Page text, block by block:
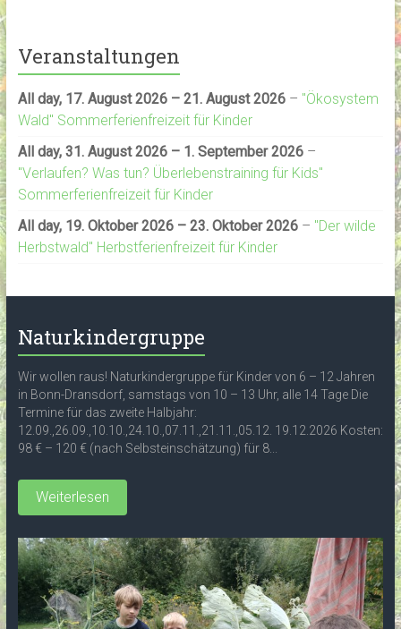
Veranstaltungen
All day, 17. August 2026 – 21. August 2026– "Ökosystem
Wald" Sommerferienfreizeit für Kinder
All day, 31. August 2026 – 1. September 2026–
"Verlaufen? Was tun? Überlebenstraining für Kids"
Sommerferienfreizeit für Kinder
All day, 19. Oktober 2026 – 23. Oktober 2026– "Der wilde
Herbstwald" Herbstferienfreizeit für Kinder
Naturkindergruppe
Wir wollen raus! Naturkindergruppe für Kinder von 6 – 12 Jahren
in Bonn-Dransdorf, samstags von 10 – 13 Uhr, alle 14 Tage Die
Termine für das zweite Halbjahr:
12.09.,26.09.,10.10.,24.10.,07.11.,21.11.,05.12. 19.12.2026 Kosten:
98 € – 120 € (nach Selbsteinschätzung) für 8...
Weiterlesen